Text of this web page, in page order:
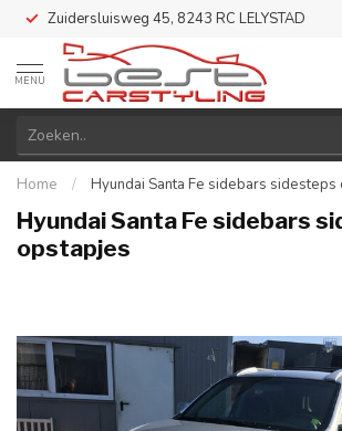
Zuidersluisweg 45, 8243 RC LELYSTAD
MENU
Home / Hyundai Santa Fe sidebars sidesteps
Hyundai Santa Fe sidebars
opstapjes